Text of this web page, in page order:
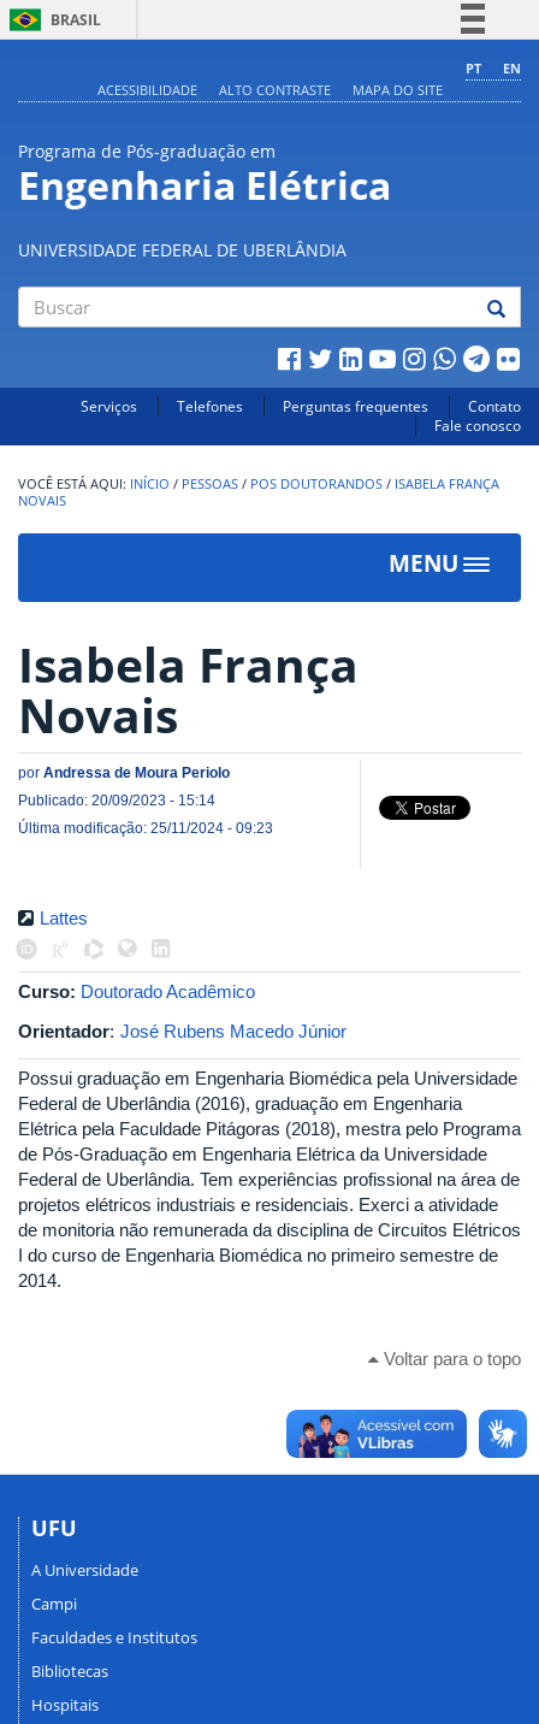
BRASIL
Comunica BR
Acesso à informação
Legislação
PT
EN
ACESSIBILIDADE
ALTO CONTRASTE MAPA DO SITE
Programa de Pós-graduação em
Engenharia Elétrica
UNIVERSIDADE FEDERAL DE UBERLÂNDIA
Serviços Telefones Perguntas frequentes
Contato
Fale conosco
INÍCIO / PESSOAS / POS DOUTORANDOS / ISABELA FRANÇA
NOVAIS
MENU
Toggle
Isabela França
Novais
por Andressa de Moura Periolo
Publicado: 20/09/2023 - 15:14
Última modificação: 25/11/2024 - 09:23
Lattes
Curso: Doutorado Acadêmico
Orientador: José Rubens Macedo Júnior
Possui graduação em Engenharia Biomédica pela Universidade
Federal de Uberlândia (2016), graduação em Engenharia
Elétrica pela Faculdade Pitágoras (2018), mestra pelo Programa
de Pós-Graduação em Engenharia Elétrica da Universidade
Federal de Uberlândia. Tem experiências profissional na área de
projetos elétricos industriais e residenciais. Exerci a atividade
de monitoria não remunerada da disciplina de Circuitos Elétricos
I do curso de Engenharia Biomédica no primeiro semestre de
2014.
Voltar para o topo
UFU
A Universidade
Campi
Faculdades e Institutos
Bibliotecas
Hospitais